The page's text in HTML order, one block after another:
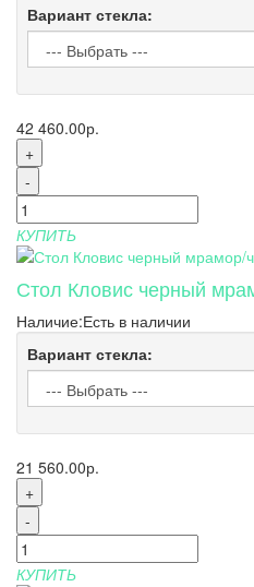
Вариант стекла:
42 460.00р.
+
-
КУПИТЬ
Стол Кловис черный
Наличие:Есть в наличии
Вариант стекла:
21 560.00р.
+
-
КУПИТЬ